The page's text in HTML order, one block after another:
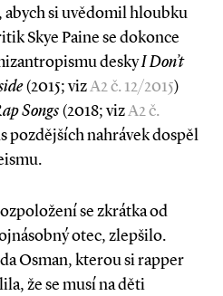
abych si uvědomil hloubku
Skye Paine se dokonce
deskyI Don’t
(2015; vizA2 č. 12/2015)
Songs(2018; vizA2 č.
pozdějších nahrávek dospěl
se zkrátka od
otec, zlepšilo.
Osman, kterou si rapper
že se musí na děti